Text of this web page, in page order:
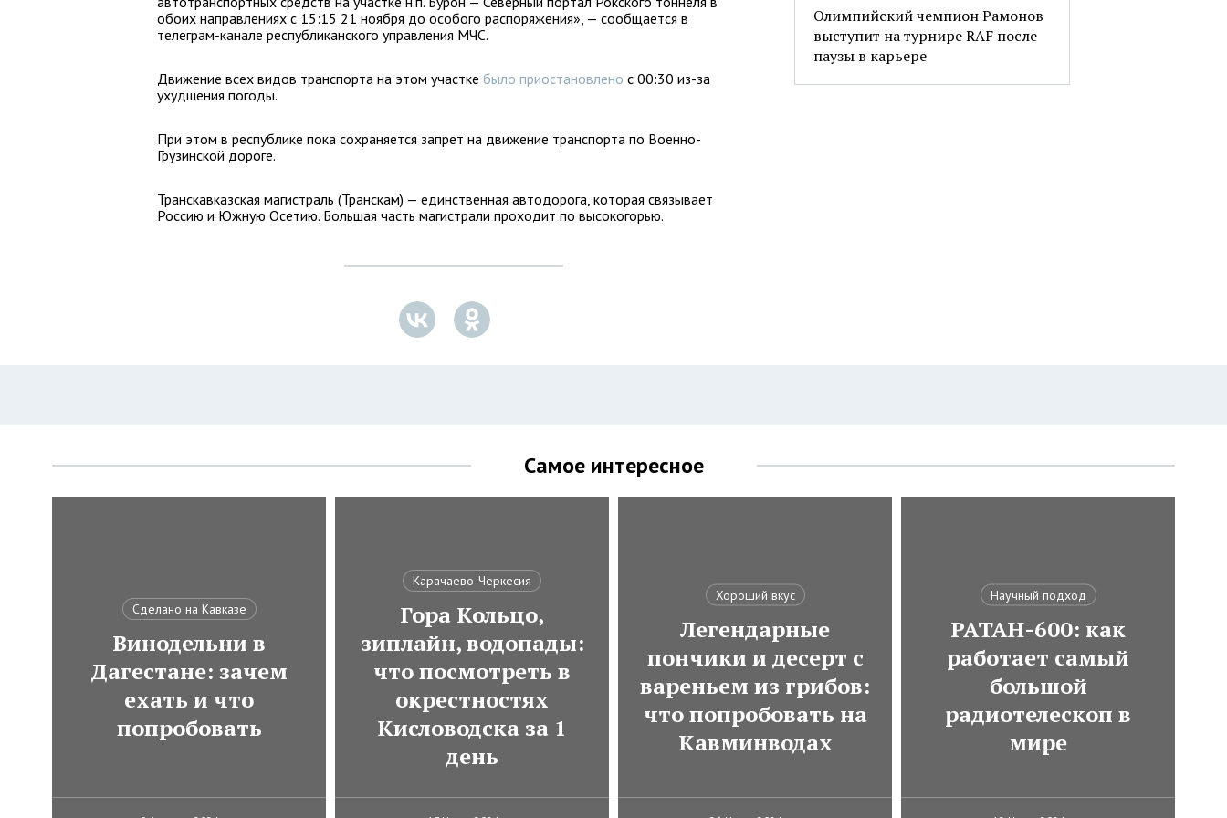
Олимпийский чемпион Рамонов
выступит на турнире RAF после
паузы в карьере
обоих направлениях с 15:15 21 ноября до особого распоряжения», — сообщается в
телеграм-канале республиканского управления МЧС.
Движение всех видов транспорта на этом участке было приостановлено с 00:30 из-за
ухудшения погоды.
При этом в республике пока сохраняется запрет на движение транспорта по Военно-
Грузинской дороге.
Транскавказская магистраль (Транскам) — единственная автодорога, которая связывает
Россию и Южную Осетию. Большая часть магистрали проходит по высокогорью.
Самое интересное
Сделано на Кавказе
Винодельни в
Дагестане: зачем
ехать и что
попробовать
Карачаево-Черкесия
Гора Кольцо,
зиплайн, водопады:
что посмотреть в
окрестностях
Кисловодска за 1
день
Хороший вкус
Легендарные
пончики и десерт с
вареньем из грибов:
что попробовать на
Кавминводах
Научный подход
РАТАН-600: как
работает самый
большой
радиотелескоп в
мире